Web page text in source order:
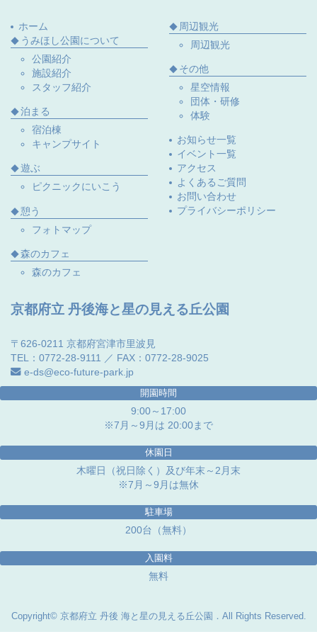
ホーム
うみほし公園について
公園紹介
施設紹介
スタッフ紹介
泊まる
宿泊棟
キャンプサイト
遊ぶ
ピクニックにいこう
憩う
フォトマップ
森のカフェ
森のカフェ
周辺観光
周辺観光
その他
星空情報
団体・研修
体験
お知らせ一覧
イベント一覧
アクセス
よくあるご質問
お問い合わせ
プライバシーポリシー
京都府立 丹後海と星の見える丘公園
〒626-0211 京都府宮津市里波見
TEL：0772-28-9111 ／ FAX：0772-28-9025
e-ds@eco-future-park.jp
開園時間
9:00～17:00
※7月～9月は 20:00まで
休園日
木曜日（祝日除く）及び年末～2月末
※7月～9月は無休
駐車場
200台（無料）
入園料
無料
Copyright© 京都府立 丹後 海と星の見える丘公園．All Rights Reserved.